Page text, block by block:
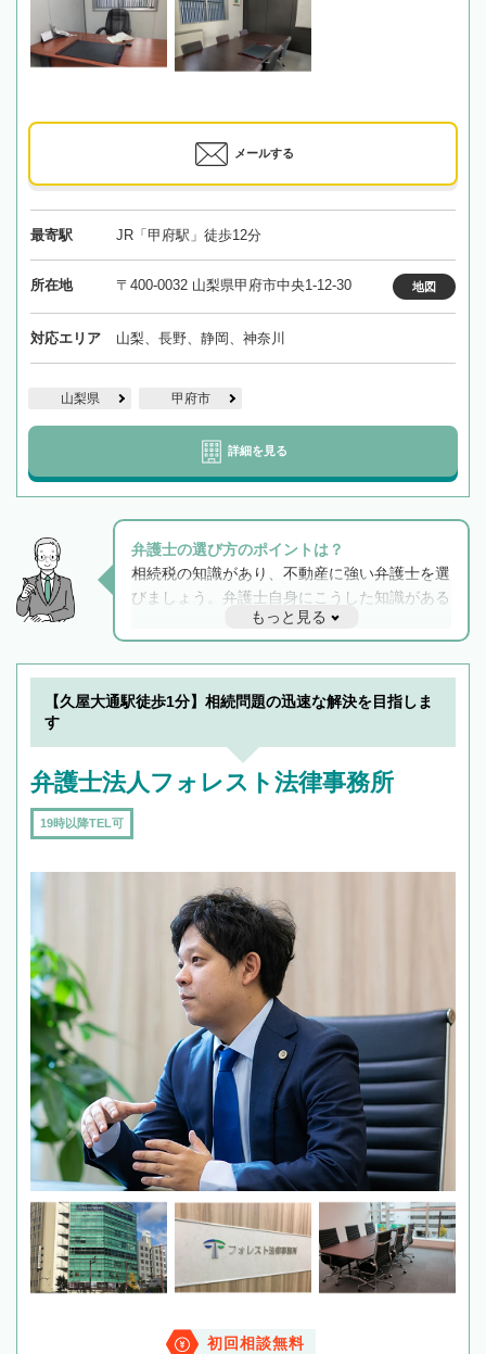
メールする
最寄駅 JR「甲府駅」徒歩12分
所在地 〒400-0032 山梨県甲府市中央1-12-30 地図
対応エリア 山梨、長野、静岡、神奈川
山梨県 甲府市
詳細を見る
弁護士の選び方のポイントは？
相続税の知識があり、不動産に強い弁護士を選
びましょう。弁護士自身にこうした知識がある
と他士業との連携もスムーズに進み、トラブル
解決のみならず相続をトータルで任せることが
できます。また、相続は感情がからむ分野なの
でフィーリングも重要です。実際に電話や面談
もっと見る
【久屋大通駅徒歩1分】相続問題の迅速な解決を目指しま
す
弁護士法人フォレスト法律事務所
19時以降TEL可
初回相談無料